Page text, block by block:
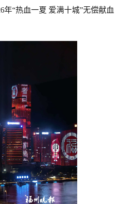
“热血一夏 爱满十城”无偿献血